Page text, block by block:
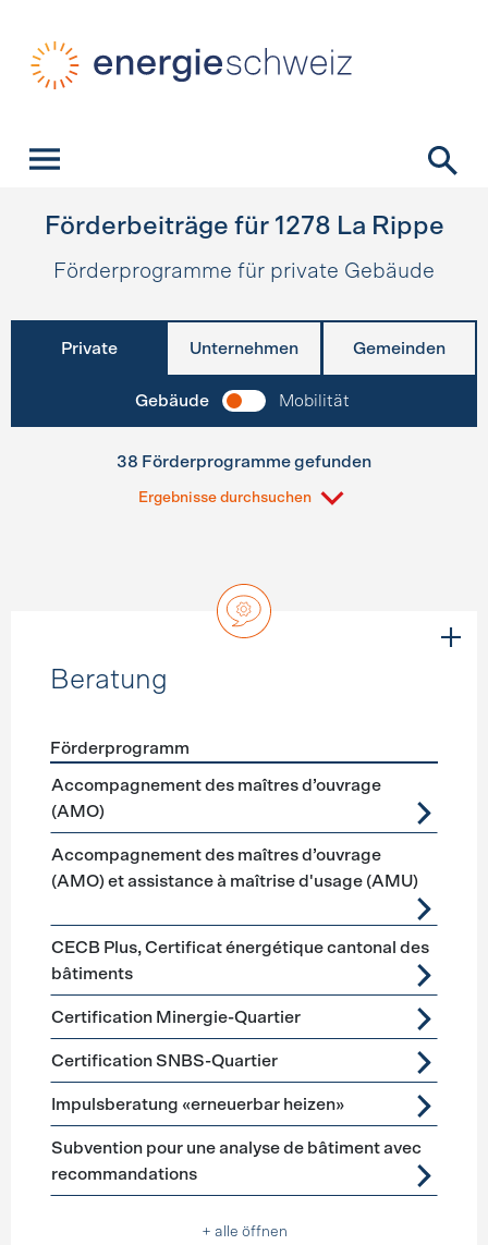
Förderbeiträge für 1278 La Rippe
Förderprogramme für private Gebäude
Private Unternehmen Gemeinden
Gebäude Mobilität
38 Förderprogramme gefunden
Ergebnisse durchsuchen
Beratung
Förderprogramme Beratung
Förderprogramm
Accompagnement des maîtres d’ouvrage
(AMO)
Accompagnement des maîtres d’ouvrage
(AMO) et assistance à maîtrise d'usage (AMU)
CECB Plus, Certificat énergétique cantonal des
bâtiments
Certification Minergie-Quartier
Certification SNBS-Quartier
Impulsberatung «erneuerbar heizen»
Subvention pour une analyse de bâtiment avec
recommandations
+ alle öffnen